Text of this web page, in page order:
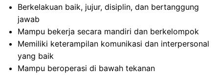
Berkelakuan baik, jujur, disiplin, dan bertanggung
jawab
Mampu bekerja secara mandiri dan berkelompok
Memiliki keterampilan komunikasi dan interpersonal
yang baik
Mampu beroperasi di bawah tekanan